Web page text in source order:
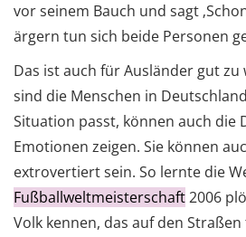
vor seinem Bauch und sagt
ärgern tun sich beide Personen
Das ist auch für Ausländer gut zu
sind die Menschen in
Situation passt, können auch die
Emotionen zeigen. Sie können
extrovertiert sein. So lernte die
Fußballweltmeisterschaft2006
Volk kennen, das auf den